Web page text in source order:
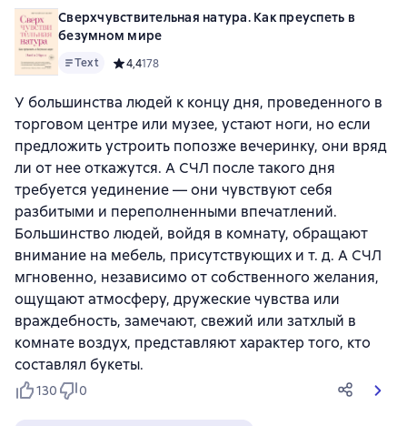
Сверхчувствительная натура. Как преуспеть в
безумном мире
Text Средний рейтинг 4,4 на основе 178 оценок
4,4178
У большинства людей к концу дня, проведенного в
торговом центре или музее, устают ноги, но если
предложить устроить попозже вечеринку, они вряд
ли от нее откажутся. А СЧЛ после такого дня
требуется уединение — они чувствуют себя
разбитыми и переполненными впечатлений.
Большинство людей, войдя в комнату, обращают
внимание на мебель, присутствующих и т. д. А СЧЛ
мгновенно, независимо от собственного желания,
ощущают атмосферу, дружеские чувства или
враждебность, замечают, свежий или затхлый в
комнате воздух, представляют характер того, кто
составлял букеты.
130 0